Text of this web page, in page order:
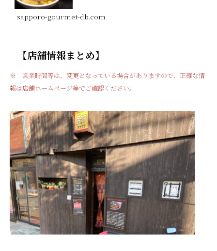
sapporo-gourmet-db.com
【店舗情報まとめ】
※ 営業時間等は、変更となっている場合がありますので、正確な情
報は店舗ホームページ等でご確認ください。